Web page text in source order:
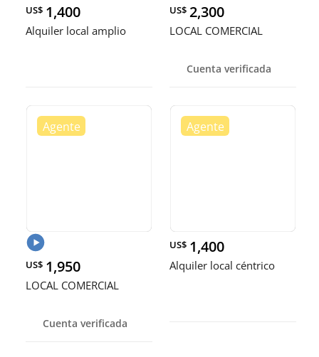
US$ 1,400
Alquiler local amplio
US$ 2,300
LOCAL COMERCIAL
Cuenta verificada
US$ 1,950
LOCAL COMERCIAL
Cuenta verificada
US$ 1,400
Alquiler local céntrico